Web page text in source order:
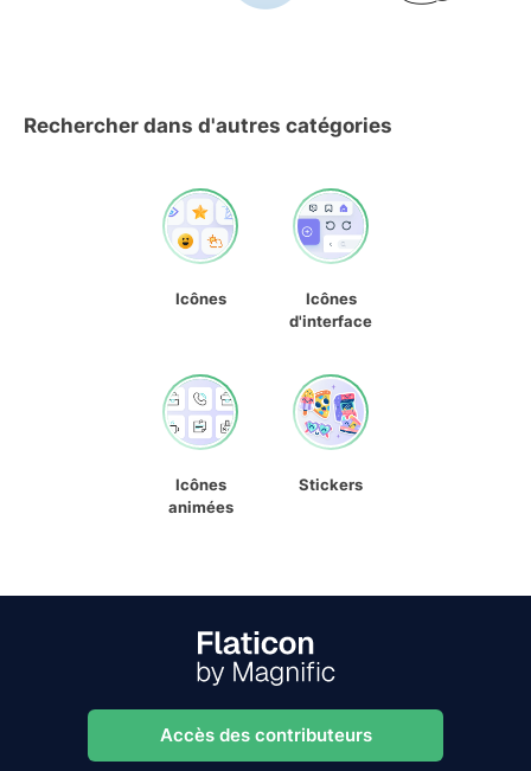
Rechercher dans d'autres catégories
Icônes
Icônes
d'interface
Icônes
animées
Stickers
Accès des contributeurs